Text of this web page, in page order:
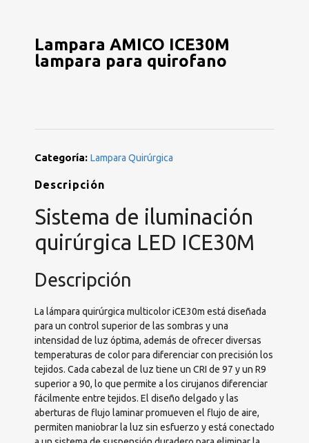
Lampara AMICO ICE30M
lampara para quirofano
Categoría: Lampara Quirúrgica
Descripción
Sistema de iluminación
quirúrgica LED ICE30M
Descripción
La lámpara quirúrgica multicolor iCE30m está diseñada
para un control superior de las sombras y una
intensidad de luz óptima, además de ofrecer diversas
temperaturas de color para diferenciar con precisión los
tejidos. Cada cabezal de luz tiene un CRI de 97 y un R9
superior a 90, lo que permite a los cirujanos diferenciar
fácilmente entre tejidos. El diseño delgado y las
aberturas de flujo laminar promueven el flujo de aire,
permiten maniobrar la luz sin esfuerzo y está conectado